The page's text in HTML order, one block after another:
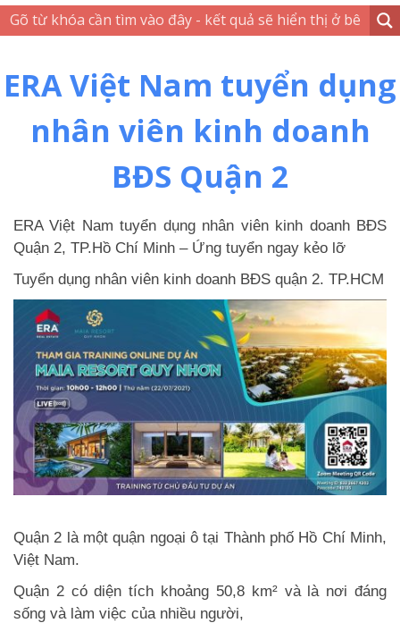
ERA Việt Nam tuyển dụng
nhân viên kinh doanh
BĐS Quận 2
ERA Việt Nam tuyển dụng nhân viên kinh doanh BĐS
Quận 2, TP.Hồ Chí Minh – Ứng tuyển ngay kẻo lỡ
Tuyển dụng nhân viên kinh doanh BĐS quận 2. TP.HCM
Quận 2 là một quận ngoại ô tại Thành phố Hồ Chí Minh,
Việt Nam.
Quận 2 có diện tích khoảng 50,8 km² và là nơi đáng
sống và làm việc của nhiều người,